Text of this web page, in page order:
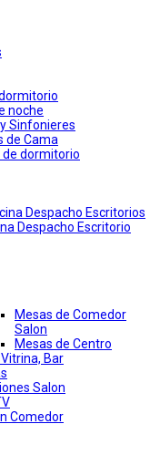
noche
Sinfonieres
de Cama
de dormitorio
Despacho Escritorios
Despacho Escritorio
Mesas de Comedor
Salon
Mesas de Centro
Bar
Salon
Comedor